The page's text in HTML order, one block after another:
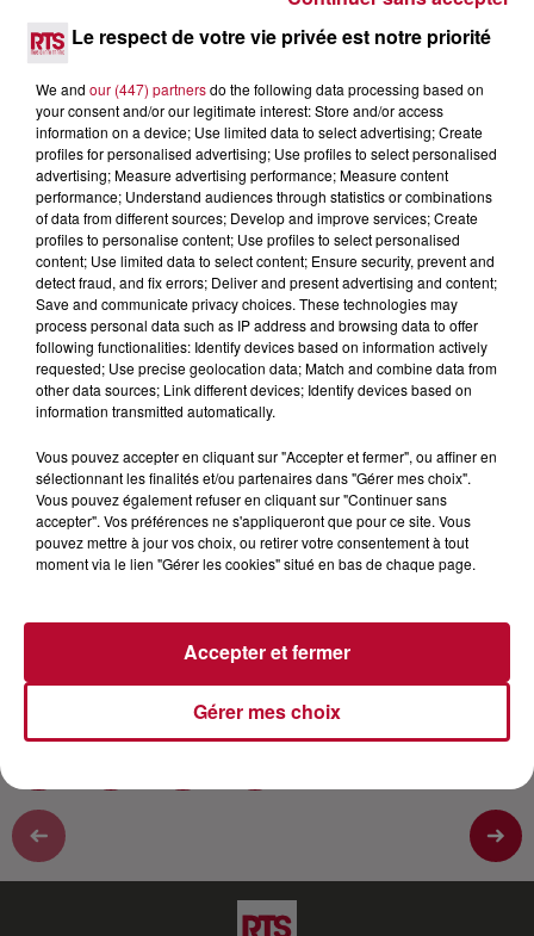
Lecture (17 min 55 sec)
RTS
1er juillet 2020 - 17 min 55 sec
FRANCK MONSIGNY, L'INTERVIEW DU
COMMANDANT CONSTANT (DNA) DANS
CARRÉ VIP
Rencontre avec le commandant Martin Constant de
la série de TF1, Demain Nous Appartient. Dans la vrai
vie, il est Franck Monsigny, comédien pluridisciplinaire,
réalisateur, dramaturge, doubleur de voix... Franck
Monsigny a plus d'une corde à son arc et il nous en
parle dans Carré VIP Nos Réseaux : Site :
http://bit.ly/2Zepr3Y Facebook : http://bit.ly/2ZljaDs
http://bit.ly/2F3R1cw Interview vidéo disponible sur
https://www.youtube.com/watch?v=vE8WVVQ-
Le respect de votre vie privée est notre priorité
We and our (447) partnersdo the following data processing based on
your consent and/or our legitimate interest: Store and/or access
information on a device; Use limited data to select advertising; Create
profiles for personalised advertising; Use profiles to select personalised
advertising; Measure advertising performance; Measure content
performance; Understand audiences through statistics or combinations
of data from different sources; Develop and improve services; Create
profiles to personalise content; Use profiles to select personalised
content; Use limited data to select content; Ensure security, prevent and
detect fraud, and fix errors; Deliver and present advertising and content;
Save and communicate privacy choices. These technologies may
process personal data such as IP address and browsing data to offer
following functionalities: Identify devices based on information actively
requested; Use precise geolocation data; Match and combine data from
other data sources; Link different devices; Identify devices based on
information transmitted automatically.
Vous pouvez accepter en cliquant sur "Accepter et fermer", ou affiner en
sélectionnant les finalités et/ou partenaires dans "Gérer mes choix".
Vous pouvez également refuser en cliquant sur "Continuer sans
accepter". Vos préférences ne s'appliqueront que pour ce site. Vous
pouvez mettre à jour vos choix, ou retirer votre consentement à tout
moment via le lien "Gérer les cookies" situé en bas de chaque page.
Gérer mes choix
Accepter et fermer